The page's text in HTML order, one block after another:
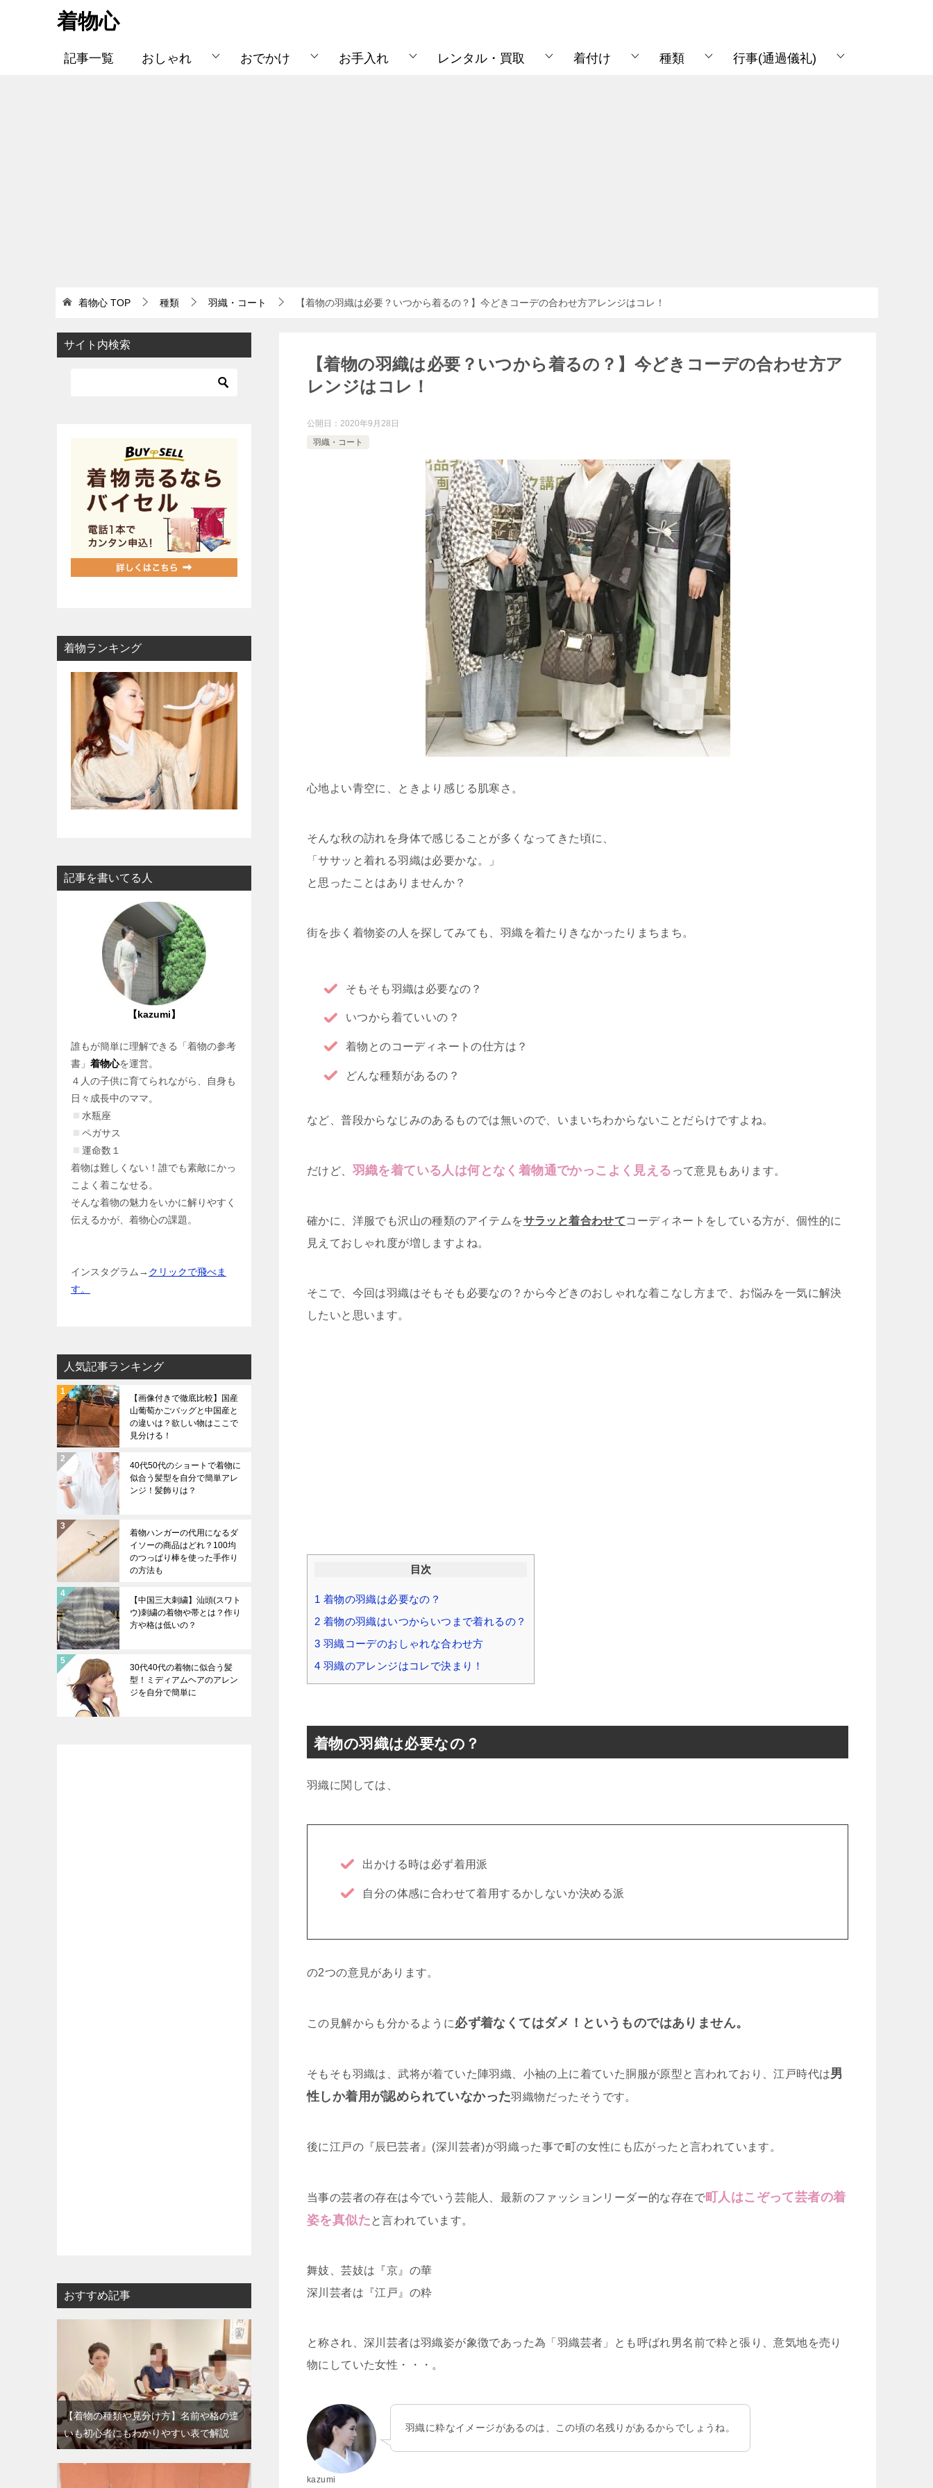
着物心
記事一覧 おしゃれ おでかけ お手入れ レンタル・買取 着付け 種類 行事(通過儀礼)
着物心TOP 種類 羽織・コート 【着物の羽織は必要？いつから着るの？】今どきコーデの合わせ方アレンジはコレ！
【着物の羽織は必要？いつから着るの？】今どきコーデの合わせ方ア
レンジはコレ！
公開日： 2020年9月28日
羽織・コート
心地よい青空に、ときより感じる肌寒さ。
そんな秋の訪れを身体で感じることが多くなってきた頃に、
「ササッと着れる羽織は必要かな。」
と思ったことはありませんか？
街を歩く着物姿の人を探してみても、羽織を着たりきなかったりまちまち。
そもそも羽織は必要なの？
いつから着ていいの？
着物とのコーディネートの仕方は？
どんな種類があるの？
など、普段からなじみのあるものでは無いので、いまいちわからないことだらけですよね。
だけど、 羽織を着ている人は何となく着物通でかっこよく見える って意見もあります。
確かに、洋服でも沢山の種類のアイテムをサラッと着合わせてコーディネートをしている方が、個性的に
見えておしゃれ度が増しますよね。
そこで、今回は羽織はそもそも必要なの？から今どきのおしゃれな着こなし方まで、お悩みを一気に解決
したいと思います。
目次
1 着物の羽織は必要なの？
2 着物の羽織はいつからいつまで着れるの？
3 羽織コーデのおしゃれな合わせ方
4 羽織のアレンジはコレで決まり！
着物の羽織は必要なの？
羽織に関しては、
出かける時は必ず着用派
自分の体感に合わせて着用するかしないか決める派
の2つの意見があります。
この見解からも分かるように必ず着なくてはダメ！というものではありません。
そもそも羽織は、武将が着ていた陣羽織、小袖の上に着ていた胴服が原型と言われており、江戸時代は男
性しか着用が認められていなかった羽織物だったそうです。
後に江戸の『辰巳芸者』(深川芸者)が羽織った事で町の女性にも広がったと言われています。
当事の芸者の存在は今でいう芸能人、最新のファッションリーダー的な存在で町人はこぞって芸者の着
姿を真似たと言われています。
舞妓、芸妓は『京』の華
深川芸者は『江戸』の粋
と称され、深川芸者は羽織姿が象徴であった為「羽織芸者」とも呼ばれ男名前で粋と張り、意気地を売り
物にしていた女性・・・。
kazumi
羽織に粋なイメージがあるのは、この頃の名残りがあるからでしょうね。
サイト内検索
着物ランキング
記事を書いてる人
【kazumi】
誰もが簡単に理解できる「着物の参考
書」 着物心を運営。
４人の子供に育てられながら、自身も
日々成長中のママ。
水瓶座
ペガサス
運命数１
着物は難しくない！誰でも素敵にかっ
こよく着こなせる。
そんな着物の魅力をいかに解りやすく
伝えるかが、着物心の課題。
インスタグラム→ クリックで飛べま
す。
人気記事ランキング
【画像付きで徹底比較】国産
山葡萄かごバッグと中国産と
の違いは？欲しい物はここで
見分ける！
40代50代のショートで着物に
似合う髪型を自分で簡単アレ
ンジ！髪飾りは？
着物ハンガーの代用になるダ
イソーの商品はどれ？100均
のつっぱり棒を使った手作り
の方法も
【中国三大刺繍】汕頭(スワト
ウ)刺繍の着物や帯とは？作り
方や格は低いの？
30代40代の着物に似合う髪
型！ミディアムヘアのアレン
ジを自分で簡単に
おすすめ記事
【着物の種類や見分け方】名前や格の違
いも初心者にもわかりやすい表で解説